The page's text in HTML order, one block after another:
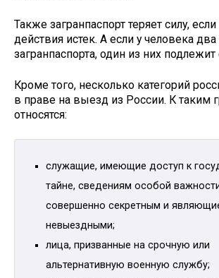
Также загранпаспорт теряет силу,
действия истек. А если у человека
загранпаспорта, один из них подлежит
Кроме того, несколько категорий
в праве на выезд из России. К таким
относятся:
служащие, имеющие доступ к
тайне, сведениям особой
совершенно секретным и
невыездными;
лица, призванные на срочную или
альтернативную военную службу;